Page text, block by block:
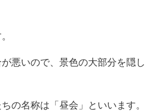
悪いので、景色の大部分を隠し
の名称は「昼会」といいます。